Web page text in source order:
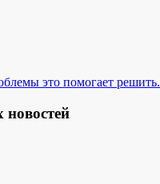
это помогает решить.